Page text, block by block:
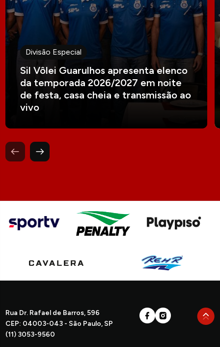
Divisão Especial
Sil Vôlei Guarulhos apresenta elenco
da temporada 2026/2027 em noite
de festa, casa cheia e transmissão ao
vivo
Rua Dr. Rafael de Barros, 596
CEP: 04003-043 - São Paulo, SP
(11) 3053-9560